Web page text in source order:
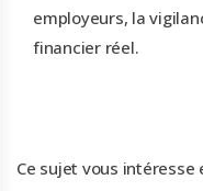
employeurs, la
financier réel.
Ce sujet vous intéresse